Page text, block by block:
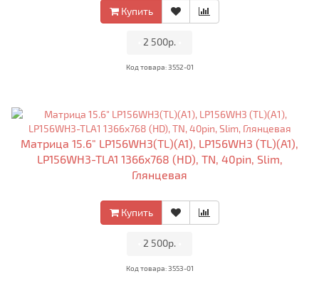
Купить
2 500р.
Код товара: 3552-01
Матрица 15.6" LP156WH3(TL)(A1), LP156WH3 (TL)(A1),
LP156WH3-TLA1 1366x768 (HD), TN, 40pin, Slim,
Глянцевая
Купить
2 500р.
Код товара: 3553-01